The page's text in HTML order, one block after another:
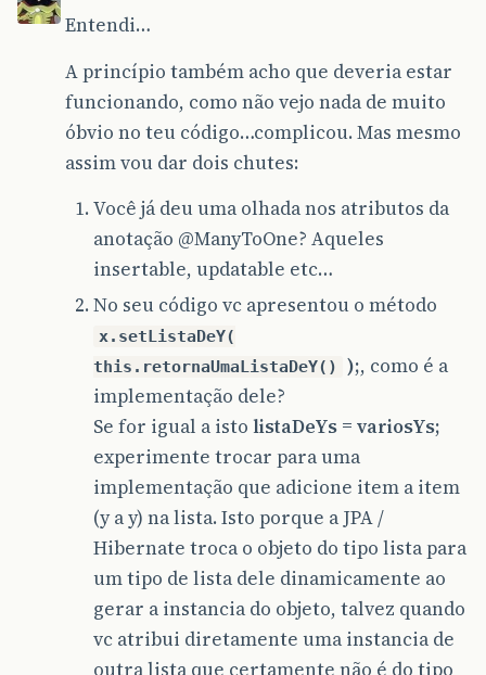
Entendi…
A princípio também acho que deveria estar
funcionando, como não vejo nada de muito
óbvio no teu código…complicou. Mas mesmo
assim vou dar dois chutes:
Você já deu uma olhada nos atributos da
anotação @ManyToOne? Aqueles
insertable, updatable etc…
No seu código vc apresentou o método
x.setListaDeY(
this.retornaUmaListaDeY()
);, como é a
implementação dele?
Se for igual a isto listaDeYs = variosYs;
experimente trocar para uma
implementação que adicione item a item
(y a y) na lista. Isto porque a JPA /
Hibernate troca o objeto do tipo lista para
um tipo de lista dele dinamicamente ao
gerar a instancia do objeto, talvez quando
vc atribui diretamente uma instancia de
outra lista que certamente não é do tipo